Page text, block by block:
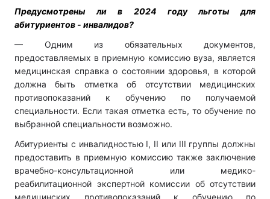
Предусмотрены ли в 2024 году льготы для
абитуриентов - инвалидов?
— Одним из обязательных документов,
предоставляемых в приемную комиссию вуза, является
медицинская справка о состоянии здоровья, в которой
должна быть отметка об отсутствии медицинских
противопоказаний к обучению по получаемой
специальности. Если такая отметка есть, то обучение по
выбранной специальности возможно.
Абитуриенты с инвалидностью I, II или III группы должны
предоставить в приемную комиссию также заключение
врачебно-консультационной или медико-
реабилитационной экспертной комиссии об отсутствии